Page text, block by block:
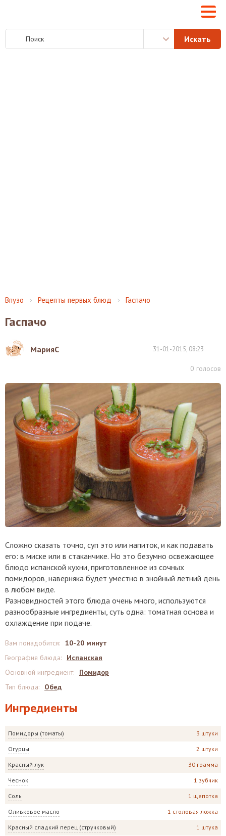
Впузо Рецепты первых блюд Гаспачо
Гаспачо
МарияС 31-01-2015, 08:23
0 голосов
Сложно сказать точно, суп это или напиток, и как подавать
его: в миске или в стаканчике. Но это безумно освежающее
блюдо испанской кухни, приготовленное из сочных
помидоров, наверняка будет уместно в знойный летний день
в любом виде.
Разновидностей этого блюда очень много, используются
разнообразные ингредиенты, суть одна: томатная основа и
охлаждение при подаче.
Ингредиенты
Помидоры (томаты) 3 штуки
Огурцы 2 штуки
Красный лук 30 грамма
Чеснок 1 зубчик
Соль 1 щепотка
Оливковое масло 1 столовая ложка
Красный сладкий перец (стручковый) 1 штука
Вам понадобится: 10-20 минут
География блюда:
Испанская
Основной ингредиент:
Помидор
Тип блюда: Обед